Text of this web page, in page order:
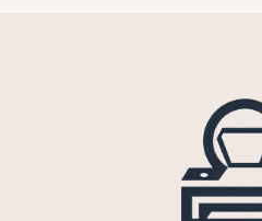
SPATIALE